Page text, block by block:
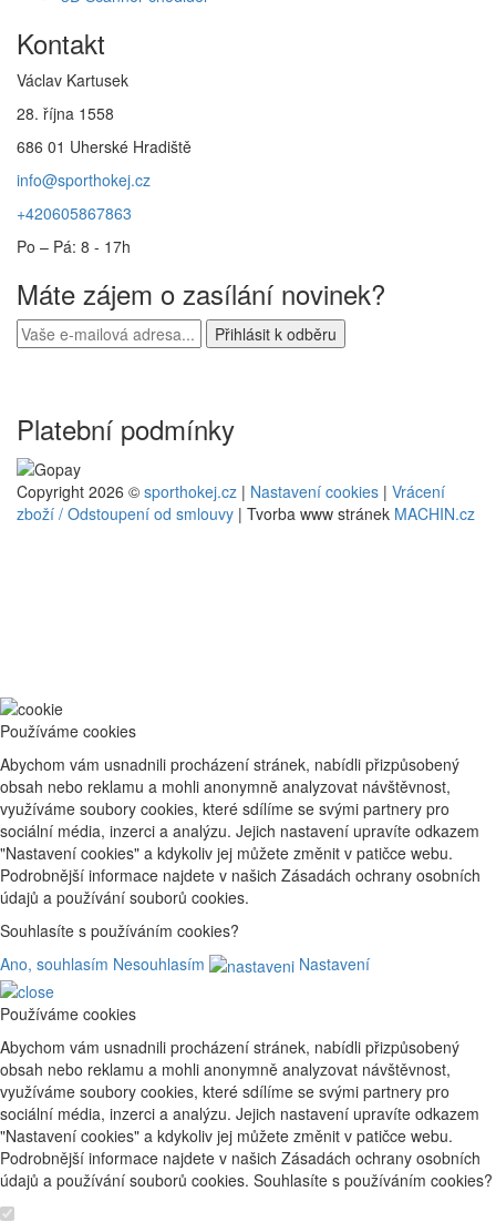
Kontakt
Václav Kartusek
28. října 1558
686 01 Uherské Hradiště
info@sporthokej.cz
+420605867863
Po – Pá: 8 - 17h
Máte zájem o zasílání novinek?
Platební podmínky
Copyright 2026 © sporthokej.cz | Nastavení cookies | Vrácení
zboží / Odstoupení od smlouvy | Tvorba www stránek MACHIN.cz
Používáme cookies
Abychom vám usnadnili procházení stránek, nabídli přizpůsobený
obsah nebo reklamu a mohli anonymně analyzovat návštěvnost,
využíváme soubory cookies, které sdílíme se svými partnery pro
sociální média, inzerci a analýzu. Jejich nastavení upravíte odkazem
"Nastavení cookies" a kdykoliv jej můžete změnit v patičce webu.
Podrobnější informace najdete v našich Zásadách ochrany osobních
údajů a používání souborů cookies.
Souhlasíte s používáním cookies?
Ano, souhlasím Nesouhlasím Nastavení
Používáme cookies
Abychom vám usnadnili procházení stránek, nabídli přizpůsobený
obsah nebo reklamu a mohli anonymně analyzovat návštěvnost,
využíváme soubory cookies, které sdílíme se svými partnery pro
sociální média, inzerci a analýzu. Jejich nastavení upravíte odkazem
"Nastavení cookies" a kdykoliv jej můžete změnit v patičce webu.
Podrobnější informace najdete v našich Zásadách ochrany osobních
údajů a používání souborů cookies. Souhlasíte s používáním cookies?